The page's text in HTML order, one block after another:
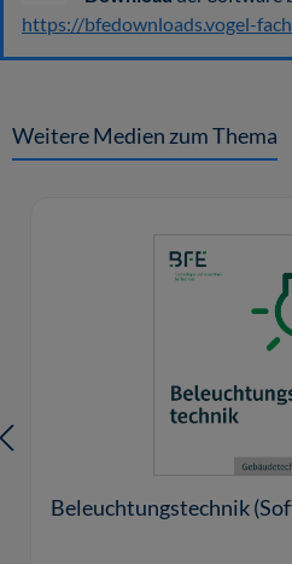
https://bfedownloads.vogel-
Weitere Medien zum Thema
Beleuchtungstechnik